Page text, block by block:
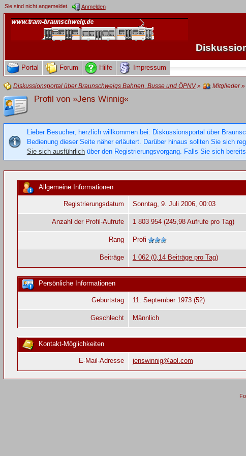
Sie sind nicht angemeldet. Anmelden
Portal Forum Hilfe Impressum
Diskussionsportal über Braunschweigs Bahnen, Busse und ÖPNV» Mitglieder»
Profil von »Jens Winnig«
Lieber Besucher, herzlich willkommen bei: Diskussionsportal über
Bedienung dieser Seite näher erläutert. Darüber hinaus sollten Sie sich
Sie sich ausführlichüber den Registrierungsvorgang. Falls Sie sich
Allgemeine Informationen
Registrierungsdatum Sonntag, 9. Juli 2006, 00:03
Anzahl der Profil-Aufrufe 1 803 954 (245,98 Aufrufe pro Tag)
Rang Profi
Beiträge 1 062 (0,14 Beiträge pro Tag)
Persönliche Informationen
Geburtstag 11. September 1973 (52)
Geschlecht Männlich
Kontakt-Möglichkeiten
E-Mail-Adresse jenswinnig@aol.com